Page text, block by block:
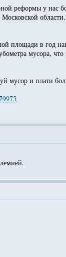
реформы у нас
Московской
площади в год
мусора,
мусор и плати